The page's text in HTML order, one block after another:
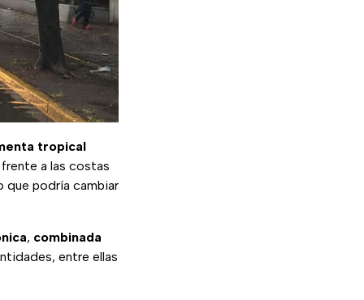
tropical
a las costas
que podría cambiar
, combinada
entre ellas